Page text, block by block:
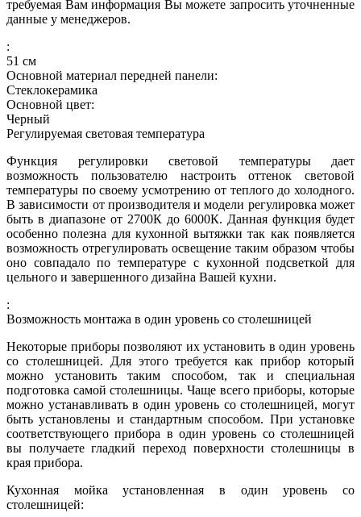
требуемая Вам информация Вы можете запросить уточненные
данные у менеджеров.
:
51 см
Основной материал передней панели:
Стеклокерамика
Основной цвет:
Черный
Регулируемая световая температура
Функция регулировки световой температуры дает
возможность пользователю настроить оттенок световой
температуры по своему усмотрению от теплого до холодного.
В зависимости от производителя и модели регулировка может
быть в диапазоне от 2700К до 6000К. Данная функция будет
особенно полезна для кухонной вытяжки так как появляется
возможность отрегулировать освещение таким образом чтобы
оно совпадало по температуре с кухонной подсветкой для
цельного и завершенного дизайна Вашей кухни.
:
Возможность монтажа в один уровень со столешницей
Некоторые приборы позволяют их установить в один уровень
со столешницей. Для этого требуется как прибор который
можно установить таким способом, так и специальная
подготовка самой столешницы. Чаще всего приборы, которые
можно устанавливать в один уровень со столешницей, могут
быть установлены и стандартным способом. При установке
соответствующего прибора в один уровень со столешницей
вы получаете гладкий переход поверхности столешницы в
края прибора.
Кухонная мойка установленная в один уровень со
столешницей: